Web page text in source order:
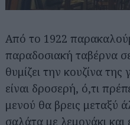
Από το 1922
παραδοσιακή ταβέρνα
θυμίζει την κουζίνα
είναι δροσερή, ό,τι
μενού θα βρεις
σαλάτα με λεμονάκι και